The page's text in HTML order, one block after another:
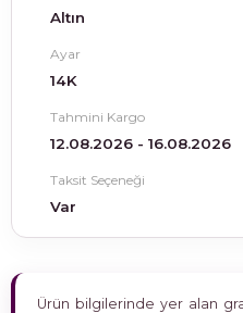
Altın
Ayar
14K
Tahmini Kargo
12.08.2026 - 16.08.2026
Taksit Seçeneği
Var
Ürün bilgilerinde yer alan